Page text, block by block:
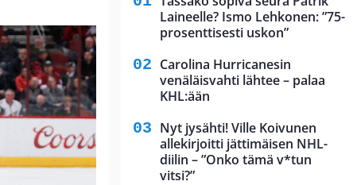
Laineelle? Ismo Lehkonen: ”75-
prosenttisesti uskon”
Carolina Hurricanesin
venäläisvahti lähtee – palaa
KHL:ään
Nyt jysähti! Ville Koivunen
allekirjoitti jättimäisen NHL-
diilin – ”Onko tämä v*tun
vitsi?”